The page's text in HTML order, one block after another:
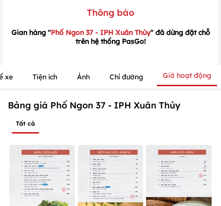
Thông báo
Gian hàng "Phố Ngon 37 - IPH Xuân Thủy" đã dừng đặt chỗ
trên hệ thống PasGo!
xe Tiện ích Ảnh Chỉ đường Giờ hoạt động
Bảng giá Phố Ngon 37 - IPH Xuân Thủy
Tất cả